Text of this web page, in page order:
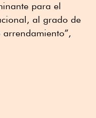
para el
al grado de